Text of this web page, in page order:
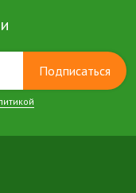
Подписаться